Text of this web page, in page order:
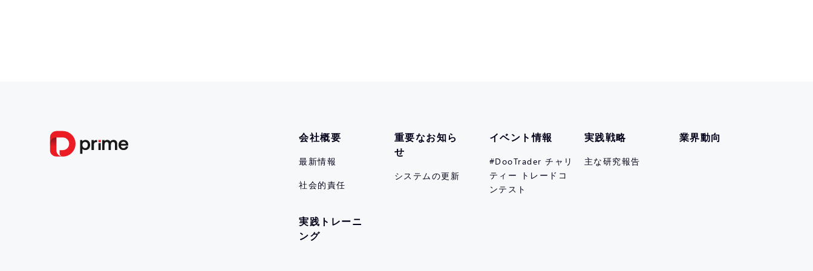
会社概要
最新情報
社会的責任
重要なお知ら
せ
システムの更新
イベント情報
#DooTrader チャリ
ティー トレードコ
ンテスト
実践戦略
主な研究報告
業界動向
実践トレーニ
ング